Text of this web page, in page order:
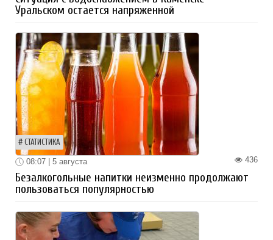
Уральском остается напряженной
СТАТИСТИКА
436
08:07 | 5 августа
Безалкогольные напитки неизменно продолжают
пользоваться популярностью